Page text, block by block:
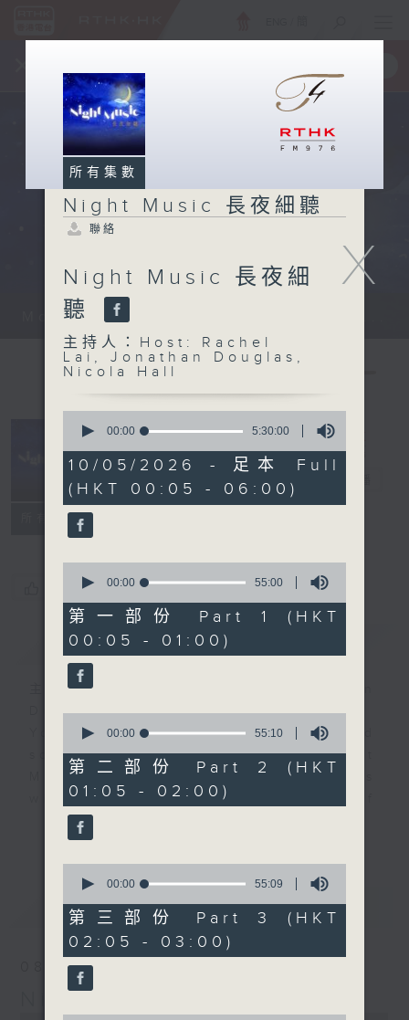
一手掌握 RTHK 電台、電視節目
Monday - Sunday 星期一至日 12am...
所有集數
Night Music
長夜細聽
您喜歡這個節目嗎?
簡介 GIST
主持人：Host: Rachel Lai, Jonathan
Douglas, Nicola Hall
You will find many soft pieces and
some Chinese works in Night
Music. Friday and Saturday nights
will begin with two hours of
enjoyable jazz music.
When you are alone and sleepless,
please remember good music is
always there on Radio 4.
「長夜細聽」節目當然少不了氣質優雅的作
品，每晚亦會精選一些中國音樂送上。週五和
最新 LATEST
08/08/2026
Night Music 長夜細聽
X
所有集數
Night Music 長夜細聽
聯絡
Night Music 長夜細
聽
主持人：Host: Rachel
Lai, Jonathan Douglas,
Nicola Hall
seconds
5
hours,
30
minutes,
0
seconds
00:00 5:30:00
10/05/2026 - 足本 Full
(HKT 00:05 - 06:00)
seconds
55
minutes,
0
seconds
00:00 55:00
第一部份 Part 1 (HKT
00:05 - 01:00)
seconds
55
minutes,
10
seconds
00:00 55:10
第二部份 Part 2 (HKT
01:05 - 02:00)
seconds
55
minutes,
9
seconds
00:00 55:09
第三部份 Part 3 (HKT
02:05 - 03:00)